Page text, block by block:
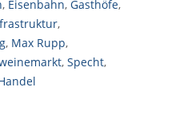
, Eisenbahn, Gasthöfe,
,
, Max Rupp,
, Specht,